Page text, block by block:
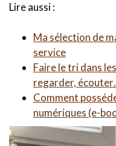
Lire aussi :
Ma sélection de
service
Faire le tri dans
regarder,
Comment
numériques (e-